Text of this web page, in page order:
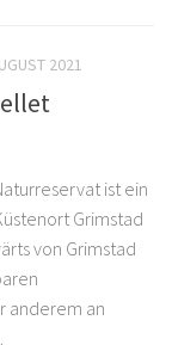
2021
ist ein
Grimstad
von Grimstad
anderem an